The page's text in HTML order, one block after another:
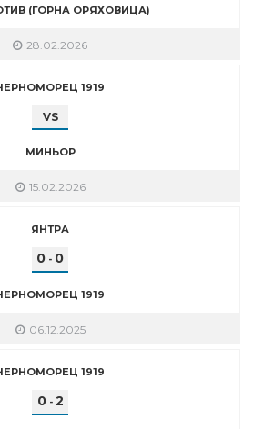
(ГОРНА ОРЯХОВИЦА)
28.02.2026
1919
VS
МИНЬОР
15.02.2026
ЯНТРА
0 - 0
1919
06.12.2025
1919
0- 2